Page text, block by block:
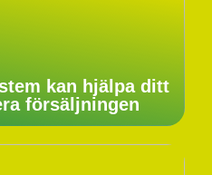
kan hjälpa ditt
försäljningen